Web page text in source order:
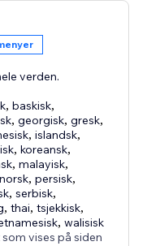
verden.
,baskisk,
,georgisk,gresk,
,islandsk,
,koreansk,
,malayisk,
norsk,persisk,
,serbisk,
,thai,tsjekkisk,
,walisisk
vises på siden